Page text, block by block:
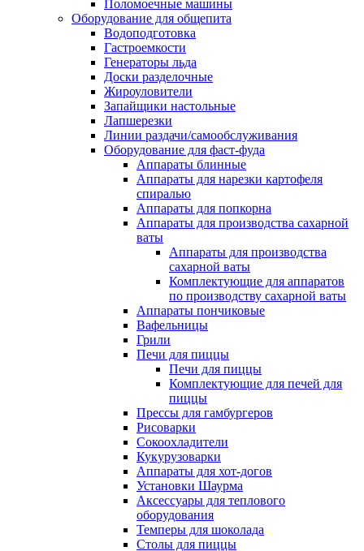
Поломоечные машины
Оборудование для общепита
Водоподготовка
Гастроемкости
Генераторы льда
Доски разделочные
Жироуловители
Запайщики настольные
Лапшерезки
Линии раздачи/самообслуживания
Оборудование для фаст-фуда
Аппараты блинные
Аппараты для нарезки картофеля
спиралью
Аппараты для попкорна
Аппараты для производства сахарной
ваты
Аппараты для производства
сахарной ваты
Комплектующие для аппаратов
по производству сахарной ваты
Аппараты пончиковые
Вафельницы
Грили
Печи для пиццы
Печи для пиццы
Комплектующие для печей для
пиццы
Прессы для гамбургеров
Рисоварки
Сокоохладители
Кукурузоварки
Аппараты для хот-догов
Установки Шаурма
Аксессуары для теплового
оборудования
Темперы для шоколада
Столы для пиццы